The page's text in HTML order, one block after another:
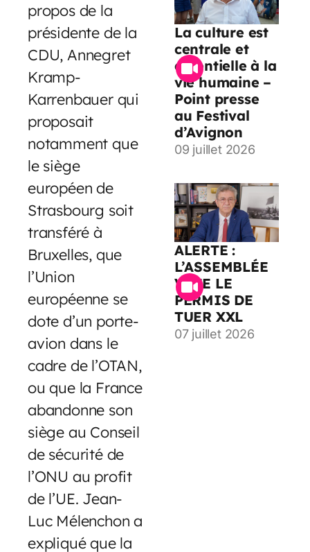
propos de la
présidente de la
CDU, Annegret
Kramp-
Karrenbauer qui
proposait
notamment que
le siège
européen de
Strasbourg soit
transféré à
Bruxelles, que
l’Union
européenne se
dote d’un porte-
avion dans le
cadre de l’OTAN,
ou que la France
abandonne son
siège au Conseil
de sécurité de
l’ONU au profit
de l’UE. Jean-
Luc Mélenchon a
expliqué que la
La culture est
centrale et
essentielle à la
vie humaine –
Point presse
au Festival
d’Avignon
09 juillet 2026
ALERTE :
L’ASSEMBLÉE
VOTE LE
PERMIS DE
TUER XXL
07 juillet 2026